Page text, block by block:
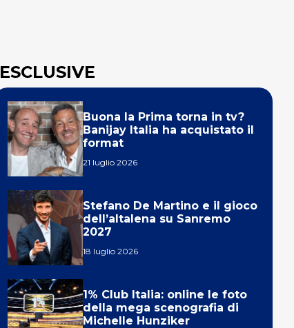
ESCLUSIVE
Buona la Prima torna in tv?
Banijay Italia ha acquistato il
format
21 luglio 2026
Stefano De Martino e il gioco
dell’altalena su Sanremo
2027
18 luglio 2026
1% Club Italia: online le foto
della mega scenografia di
Michelle Hunziker